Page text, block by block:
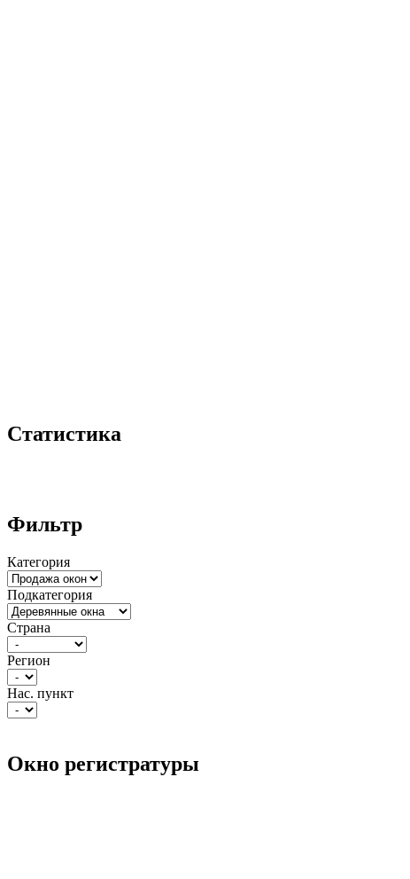
Статистика
Фильтр
Категория
Подкатегория
Страна
Регион
Нас. пункт
Окно регистратуры